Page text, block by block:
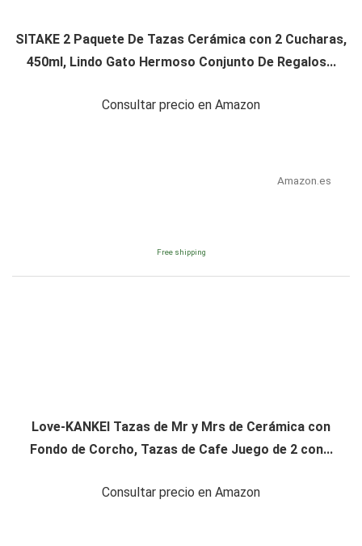
SITAKE 2 Paquete De Tazas Cerámica con 2 Cucharas,
450ml, Lindo Gato Hermoso Conjunto De Regalos...
Consultar precio en Amazon
Amazon.es
Free shipping
Love-KANKEI Tazas de Mr y Mrs de Cerámica con
Fondo de Corcho, Tazas de Cafe Juego de 2 con...
Consultar precio en Amazon